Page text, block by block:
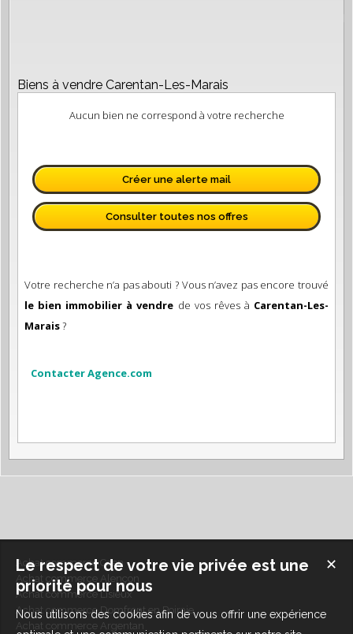
Biens à vendre Carentan-Les-Marais
Aucun bien ne correspond à votre recherche
Créer une alerte mail
Consulter toutes nos offres
Votre recherche n’a pas abouti ? Vous n’avez pas encore trouvé
le bien immobilier à vendre de vos rêves à Carentan-Les-
Marais?
Contacter Agence.com
Achat commerce Caen
Achat commerce Alençon
Achat commerce Lisieux
Achat commerce Domfront en Poiraie
Achat commerce Argentan
✕
Le respect de votre vie privée est une
priorité pour nous
Nous utilisons des cookies afin de vous offrir une expérience